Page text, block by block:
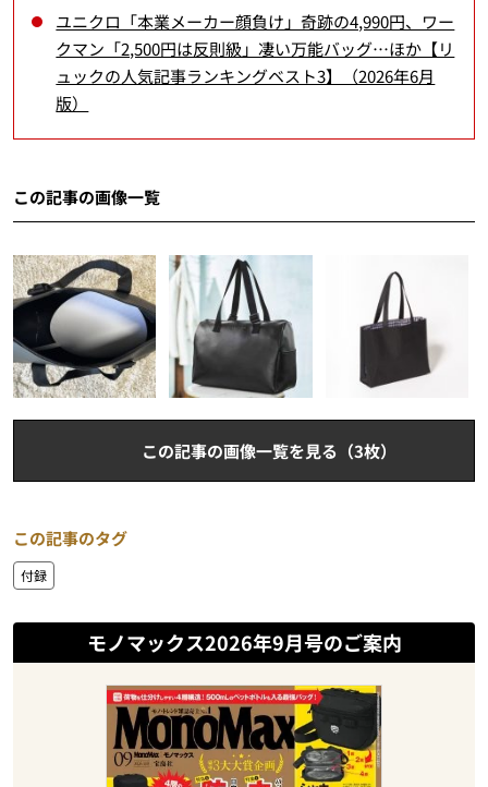
ユニクロ「本業メーカー顔負け」奇跡の4,990円、ワー
クマン「2,500円は反則級」凄い万能バッグ…ほか【リ
ュックの人気記事ランキングベスト3】（2026年6月
版）
この記事の画像一覧
この記事の画像一覧を見る（3枚）
この記事のタグ
付録
モノマックス2026年9月号のご案内